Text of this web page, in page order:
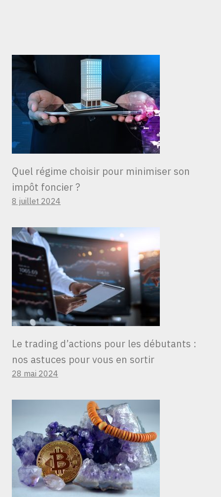
Quel régime choisir pour minimiser son
impôt foncier ?
8 juillet 2024
Le trading d’actions pour les débutants :
nos astuces pour vous en sortir
28 mai 2024